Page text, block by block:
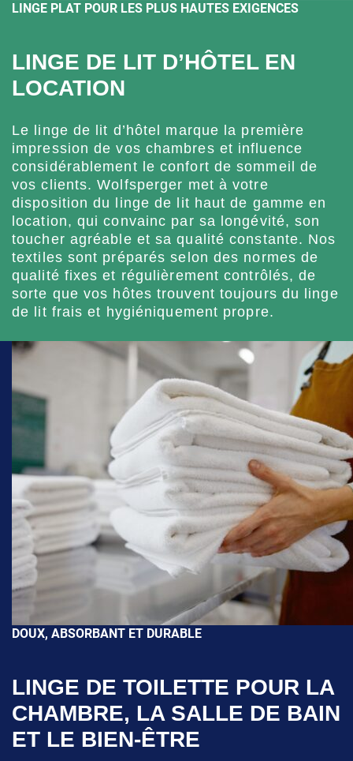
LINGE PLAT POUR LES PLUS HAUTES EXIGENCES
LINGE DE LIT D’HÔTEL EN
LOCATION
Le linge de lit d’hôtel marque la première
impression de vos chambres et influence
considérablement le confort de sommeil de
vos clients. Wolfsperger met à votre
disposition du linge de lit haut de gamme en
location, qui convainc par sa longévité, son
toucher agréable et sa qualité constante. Nos
textiles sont préparés selon des normes de
qualité fixes et régulièrement contrôlés, de
sorte que vos hôtes trouvent toujours du linge
de lit frais et hygiéniquement propre.
DOUX, ABSORBANT ET DURABLE
LINGE DE TOILETTE POUR LA
CHAMBRE, LA SALLE DE BAIN
ET LE BIEN-ÊTRE